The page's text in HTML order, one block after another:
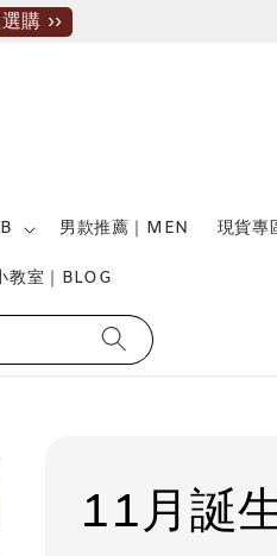
購 ››
男款推薦｜MEN 現貨專
教室｜BLOG
11月誕